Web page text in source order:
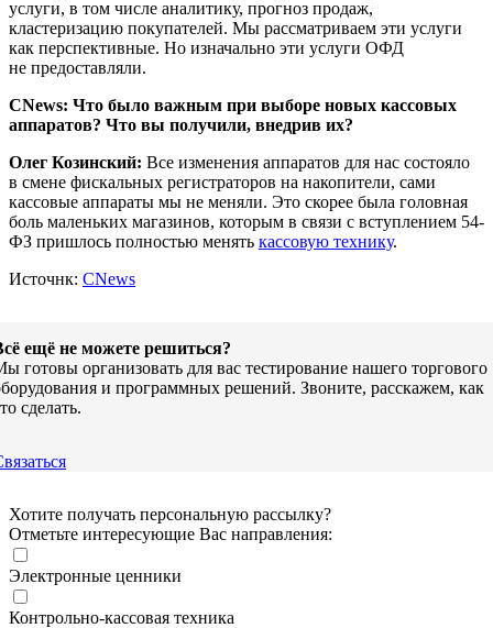
услуги, в том числе аналитику, прогноз продаж,
кластеризацию покупателей. Мы рассматриваем эти услуги
как перспективные. Но изначально эти услуги ОФД
не предоставляли.
CNews: Что было важным при выборе новых кассовых
аппаратов? Что вы получили, внедрив их?
Олег Козинский: Все изменения аппаратов для нас состояло
в смене фискальных регистраторов на накопители, сами
кассовые аппараты мы не меняли. Это скорее была головная
боль маленьких магазинов, которым в связи с вступлением 54-
ФЗ пришлось полностью менять кассовую технику.
Источнк: CNews
ещё не можете решиться?
готовы организовать для вас тестирование нашего торгового
и программных решений. Звоните, расскажем, как
сделать.
Хотите получать персональную рассылку?
Отметьте интересующие Вас направления:
Электронные ценники
Контрольно-кассовая техника